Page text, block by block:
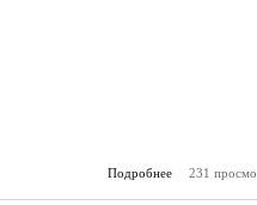
Подробнее
о
231